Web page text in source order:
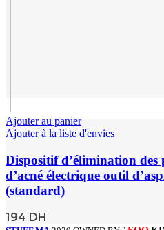
Ajouter au panier
Ajouter à la liste d'envies
Dispositif d’élimination
d’acné électrique outil
(standard)
194 DH